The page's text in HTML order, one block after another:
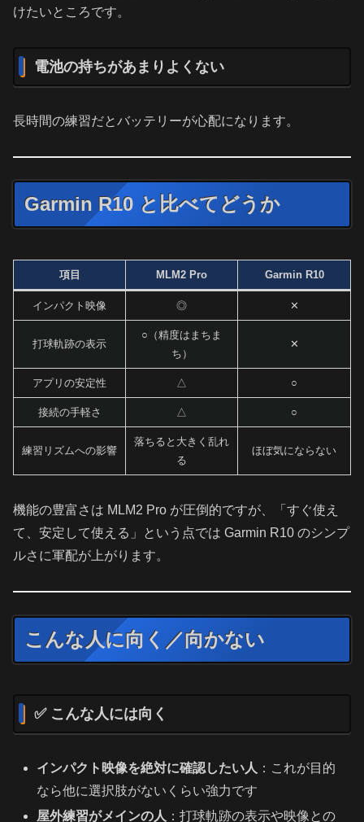
けたいところです。
電池の持ちがあまりよくない
長時間の練習だとバッテリーが心配になります。
Garmin R10 と比べてどうか
項目 MLM2 Pro Garmin R10
インパクト映像 ◎ ✕
打球軌跡の表示
○（精度はまちま
ち）
✕
アプリの安定性 △ ○
接続の手軽さ △ ○
練習リズムへの影響
落ちると大きく乱れ
る
ほぼ気にならない
機能の豊富さは MLM2 Pro が圧倒的ですが、「すぐ使え
て、安定して使える」という点では Garmin R10 のシンプ
ルさに軍配が上がります。
こんな人に向く／向かない
✅ こんな人には向く
インパクト映像を絶対に確認したい人 ：これが目的
なら他に選択肢がないくらい強力です
屋外練習がメインの人 ：打球軌跡の表示や映像との